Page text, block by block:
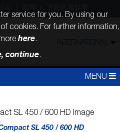
INTERNATIONAL
MENU
SL 450 / 600 HD
service for you. By using our
cookies. For further information,
here.
continue.